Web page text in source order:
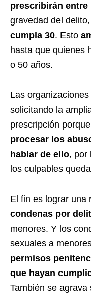
prescribirán entre
gravedad del delito,
cumpla 30. Esto
hasta que quienes
o 50 años.
Las
solicitando la
prescripción
procesar los
hablar de ello, por
los culpables
El fin es lograr una
condenas por
menores. Y los
sexuales a
permisos
que hayan
También se agrava